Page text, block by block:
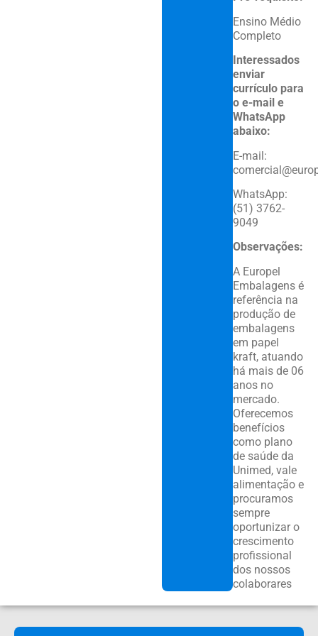
Ensino Médio
Completo
Interessados
enviar
currículo para
o e-mail e
WhatsApp
abaixo:
E-mail:
WhatsApp:
(51) 3762-
9049
Observações:
A Europel
Embalagens é
referência na
produção de
embalagens
em papel
kraft, atuando
há mais de 06
anos no
mercado.
Oferecemos
benefícios
como plano
de saúde da
Unimed, vale
alimentação e
procuramos
sempre
oportunizar o
crescimento
profissional
dos nossos
colaborares